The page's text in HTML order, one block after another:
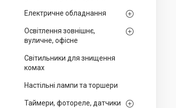
Електричне обладнання
Освітлення зовнішнє,
вуличне, офісне
Світильники для знищення
комах
Настільні лампи та торшери
Таймери, фотореле, датчики